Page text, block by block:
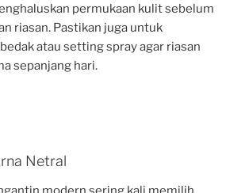
permukaan kulit sebelum
riasan. Pastikan juga untuk
atau setting spray agar riasan
sepanjang hari.
Netral